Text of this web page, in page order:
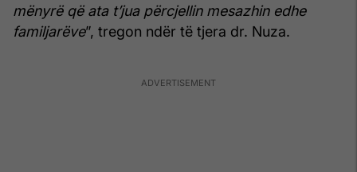
mënyrë që ata t’jua përcjellin mesazhin edhe
familjarëve”, tregon ndër të tjera dr. Nuza.